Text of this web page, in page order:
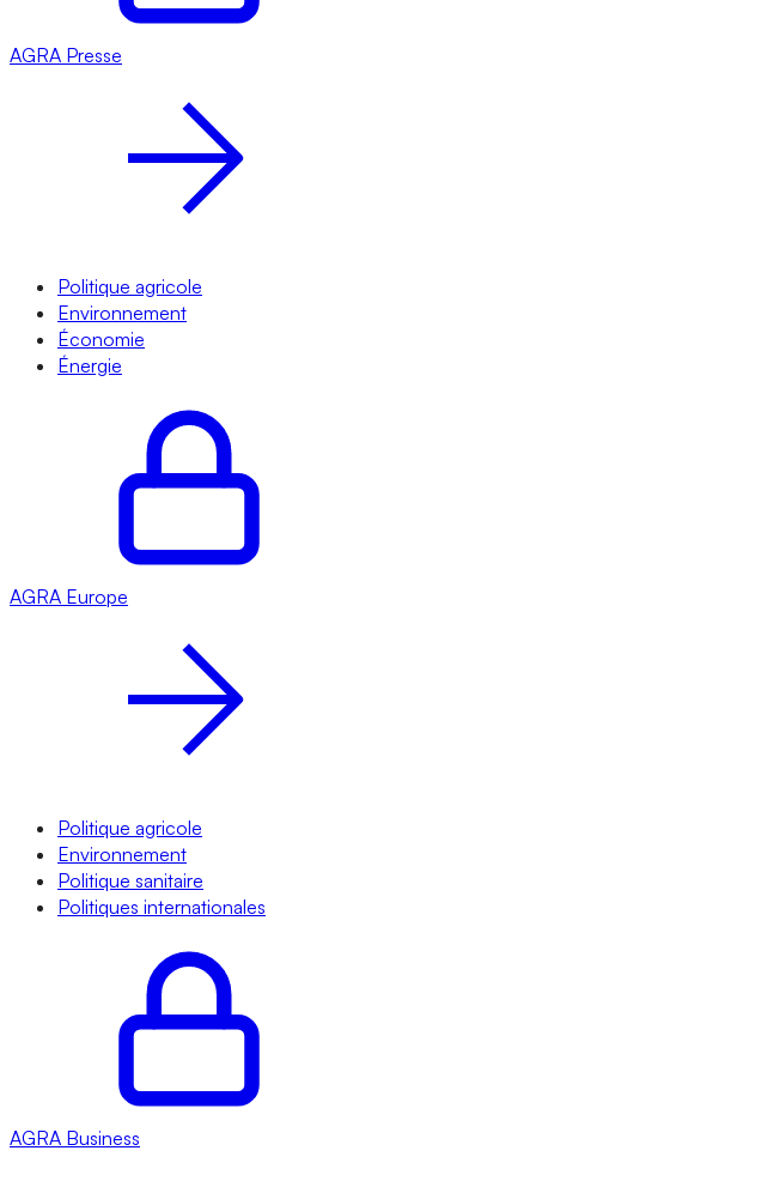
AGRA Presse
Politique agricole
Environnement
Économie
Énergie
AGRA Europe
Politique agricole
Environnement
Politique sanitaire
Politiques internationales
AGRA Business